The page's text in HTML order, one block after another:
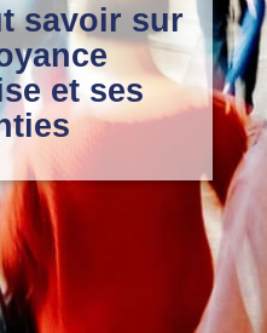
savoir sur
et ses